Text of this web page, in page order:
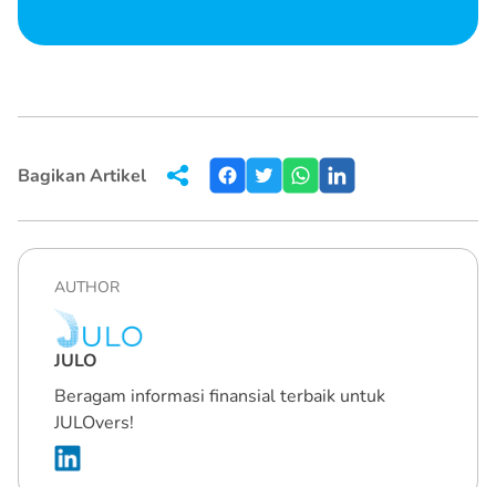
Bagikan Artikel
AUTHOR
JULO
Beragam informasi finansial terbaik untuk
JULOvers!